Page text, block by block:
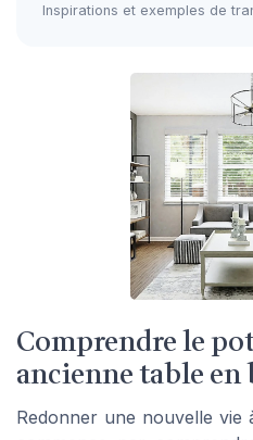
Inspirations et exemples de
Comprendre le
ancienne table en
Redonner une nouvelle vie